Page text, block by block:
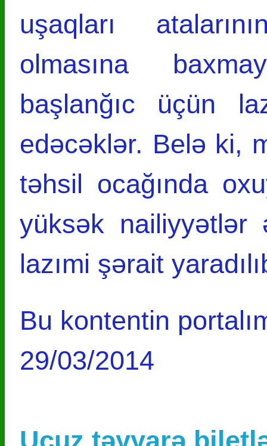
uşaqları
olmasına
başlanğıc üçün
edəcəklər. Belə ki,
təhsil ocağında
yüksək nailiyyətlər
lazımi şərait
Bu kontentin
29/03/2014